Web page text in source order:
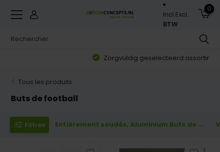
Incl.Excl.
BTW
0
Zorgvuldig geselecteerd assortiment
Tous les produits
Buts de football
Filtres Entièrement soudés, Aluminium Buts de ...